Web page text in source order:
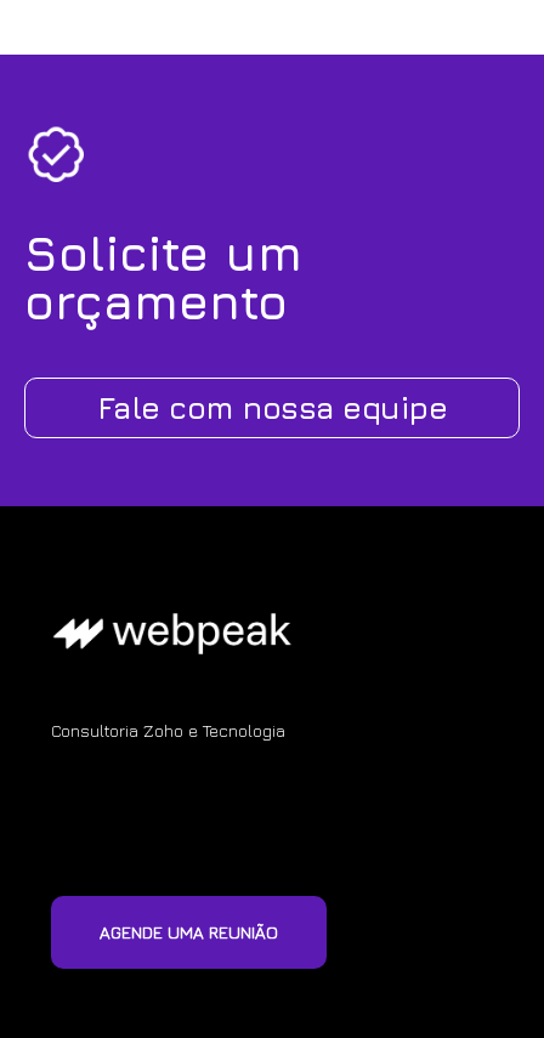
Solicite um
orçamento
Fale com nossa equipe
Consultoria Zoho e Tecnologia
AGENDE UMA REUNIÃO